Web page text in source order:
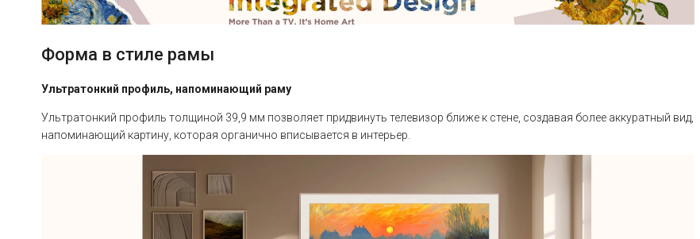
Форма в стиле рамы
Ультратонкий профиль, напоминающий раму
Ультратонкий профиль толщиной 39,9 мм позволяет придвинуть телевизор ближе к стене, создавая более аккуратный вид,
напоминающий картину, которая органично вписывается в интерьер.